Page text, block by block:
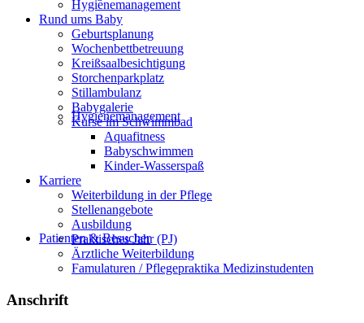
Hygienemanagement
Patienten & Besucher
Hygienemanagement
Rund ums Baby
Geburtsplanung
Wochenbettbetreuung
Kreißsaalbesichtigung
Storchenparkplatz
Stillambulanz
Babygalerie
Kurse im Schwimmbad
Aquafitness
Babyschwimmen
Kinder-Wasserspaß
Karriere
Weiterbildung in der Pflege
Stellenangebote
Ausbildung
Praktisches Jahr (PJ)
Ärztliche Weiterbildung
Famulaturen / Pflegepraktika Medizinstudenten
Anschrift